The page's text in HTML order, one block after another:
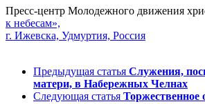
Пресс-центр Молодежного движения
к небесам»,
г. Ижевска, Удмуртия, Россия
Предыдущая статья Служения,
матери, в Набережных Челнах
Следующая статья Торжественное